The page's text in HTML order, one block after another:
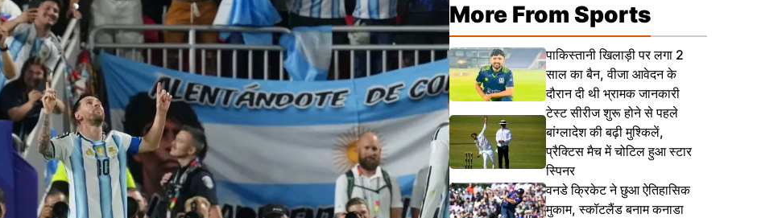
More From Sports
पाकिस्तानी खिलाड़ी पर लगा 2
साल का बैन, वीजा आवेदन के
दौरान दी थी भ्रामक जानकारी
टेस्ट सीरीज शुरू होने से पहले
बांग्लादेश की बढ़ी मुश्किलें,
प्रैक्टिस मैच में चोटिल हुआ स्टार
स्पिनर
वनडे क्रिकेट ने छुआ ऐतिहासिक
मुकाम, स्कॉटलैंड बनाम कनाडा